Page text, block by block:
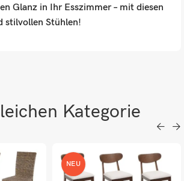
Glanz in Ihr Esszimmer – mit diesen
stilvollen Stühlen!
Kategorie
NEU